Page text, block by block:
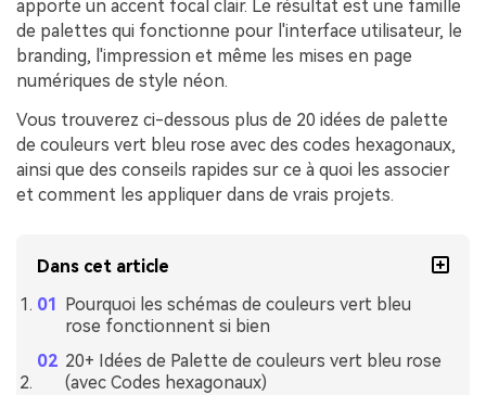
apporte un accent focal clair. Le résultat est une famille
de palettes qui fonctionne pour l'interface utilisateur, le
branding, l'impression et même les mises en page
numériques de style néon.
Vous trouverez ci-dessous plus de 20 idées de palette
de couleurs vert bleu rose avec des codes hexagonaux,
ainsi que des conseils rapides sur ce à quoi les associer
et comment les appliquer dans de vrais projets.
Dans cet article
Pourquoi les schémas de couleurs vert bleu
rose fonctionnent si bien
20+ Idées de Palette de couleurs vert bleu rose
(avec Codes hexagonaux)